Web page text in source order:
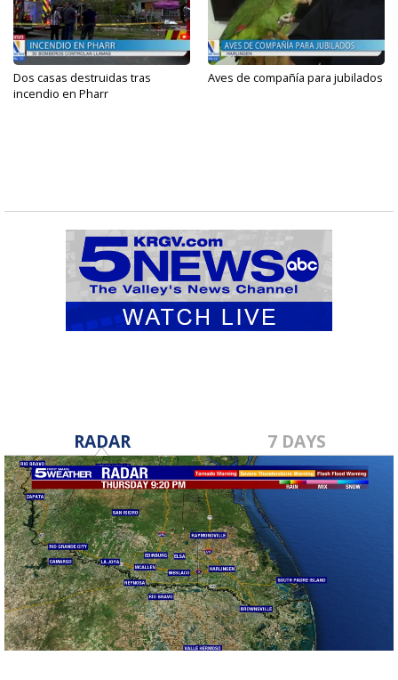
Dos casas destruidas tras
incendio en Pharr
Aves de compañía para jubilados
RADAR 7 DAYS